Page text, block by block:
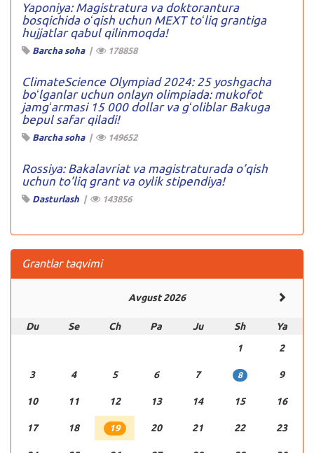
Yaponiya: Magistratura va doktorantura
bosqichida oʻqish uchun MEXT toʻliq grantiga
hujjatlar qabul qilinmoqda!
Barcha soha| 178858
ClimateScience Olympiad 2024: 25 yoshgacha
boʻlganlar uchun onlayn olimpiada: mukofot
jamgʻarmasi 15 000 dollar va gʻoliblar Bakuga
bepul safar qiladi!
Barcha soha| 149652
Rossiya: Bakalavriat va magistraturada o’qish
uchun to’liq grant va oylik stipendiya!
Dasturlash | 143856
Grantlar taqvimi
Avgust 2026
Du Se Ch Pa Ju Sh
Ya
1
2
3 4 5 6 7 8 9
10 11 12 13 14 15 16
17 18 19 20 21 22 23